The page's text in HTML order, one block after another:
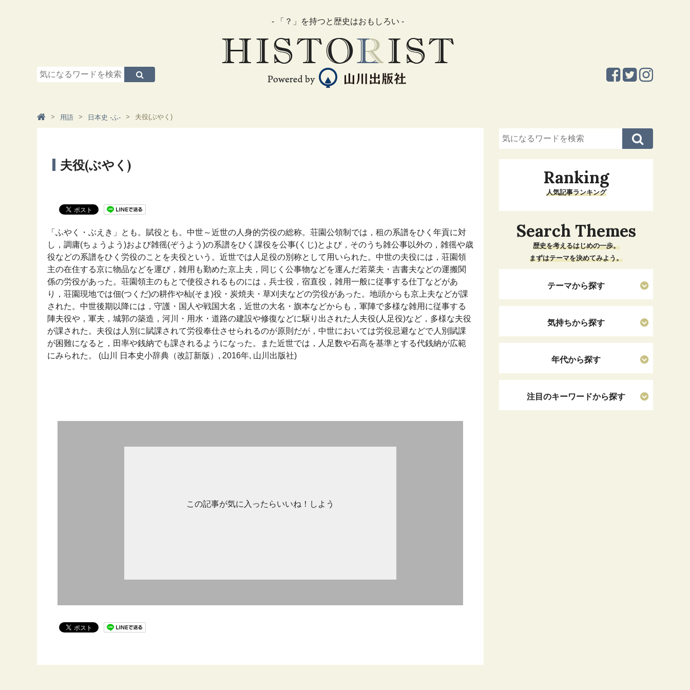
- 「？」を持つと歴史はおもしろい -
用語 日本史 -ふ- 夫役(ぶやく)
夫役(ぶやく)
「ふやく・ぶえき」とも。賦役とも。中世～近世の人身的労役の総称。荘園公領制では，租の系譜をひく年貢に対
し，調庸(ちょうよう)および雑徭(ぞうよう)の系譜をひく課役を公事(くじ)とよび，そのうち雑公事以外の，雑徭や歳
役などの系譜をひく労役のことを夫役という。近世では人足役の別称として用いられた。中世の夫役には，荘園領
主の在住する京に物品などを運び，雑用も勤めた京上夫，同じく公事物などを運んだ若菜夫・吉書夫などの運搬関
係の労役があった。荘園領主のもとで使役されるものには，兵士役，宿直役，雑用一般に従事する仕丁などがあ
り，荘園現地では佃(つくだ)の耕作や杣(そま)役・炭焼夫・草刈夫などの労役があった。地頭からも京上夫などが課
された。中世後期以降には，守護・国人や戦国大名，近世の大名・旗本などからも，軍陣で多様な雑用に従事する
陣夫役や，軍夫，城郭の築造，河川・用水・道路の建設や修復などに駆り出された人夫役(人足役)など，多様な夫役
が課された。夫役は人別に賦課されて労役奉仕させられるのが原則だが，中世においては労役忌避などで人別賦課
が困難になると，田率や銭納でも課されるようになった。また近世では，人足数や石高を基準とする代銭納が広範
にみられた。 (山川 日本史小辞典（改訂新版）, 2016年, 山川出版社)
この記事が気に入ったらいいね！しよう
Ranking
人気記事ランキング
Search Themes
歴史を考えるはじめの一歩。
まずはテーマを決めてみよう。
テーマから探す
気持ちから探す
年代から探す
注目のキーワードから探す